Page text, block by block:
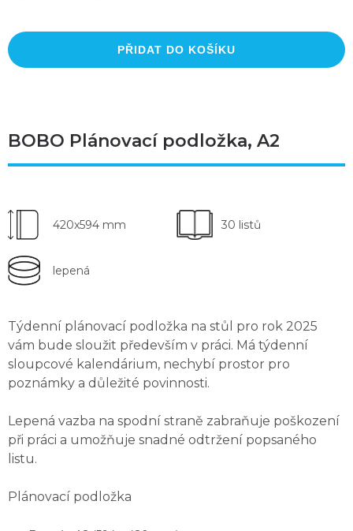
PŘIDAT DO KOŠÍKU
BOBO Plánovací podložka, A2
420x594 mm 30 listů
lepená
Týdenní plánovací podložka na stůl pro rok 2025
vám bude sloužit především v práci. Má týdenní
sloupcové kalendárium, nechybí prostor pro
poznámky a důležité povinnosti.
Lepená vazba na spodní straně zabraňuje poškození
při práci a umožňuje snadné odtržení popsaného
listu.
Plánovací podložka